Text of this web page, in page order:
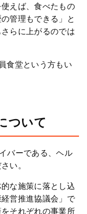
えば、食べたもの
管理もできる」と
らに上がるのでは
食堂という方もい
ついて
バーである、ヘル
い。
な施策に落とし込
営推進協議会」で
それぞれの事業所